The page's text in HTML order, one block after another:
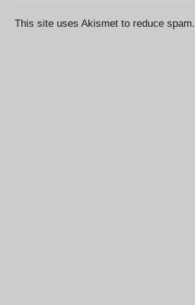
This site uses Akismet to reduce spam.